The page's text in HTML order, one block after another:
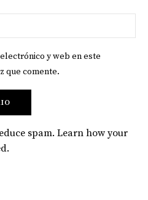
y web en este
que comente.
spam. Learn how your
.